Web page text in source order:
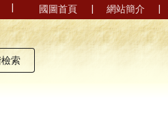
| 國圖首頁 | 網站簡介 |
索